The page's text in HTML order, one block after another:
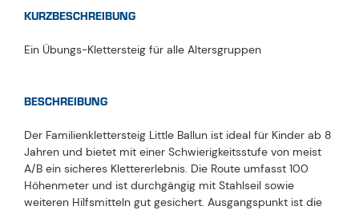
KURZBESCHREIBUNG
Ein Übungs-Klettersteig für alle Altersgruppen
BESCHREIBUNG
Der Familienklettersteig Little Ballun ist ideal für Kinder ab 8
Jahren und bietet mit einer Schwierigkeitsstufe von meist
A/B ein sicheres Klettererlebnis. Die Route umfasst 100
Höhenmeter und ist durchgängig mit Stahlseil sowie
weiteren Hilfsmitteln gut gesichert. Ausgangspunkt ist die